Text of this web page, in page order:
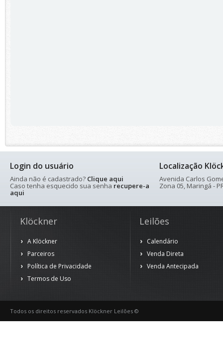
Login do usuário
Ainda não é cadastrado? Clique aqui
Caso tenha esquecido sua senha recupere-a
aqui
Localização
Avenida Carlos
Zona 05, Maringá -
Klöckner
A Klöckner
Parceiros
Política de Privacidade
Termos de Uso
Leilões
Calendário
Venda Direta
Venda Antecipada
Todos os direitos reservados Klöckner Leilões ©